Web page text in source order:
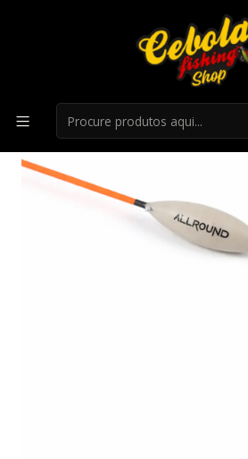
Boia